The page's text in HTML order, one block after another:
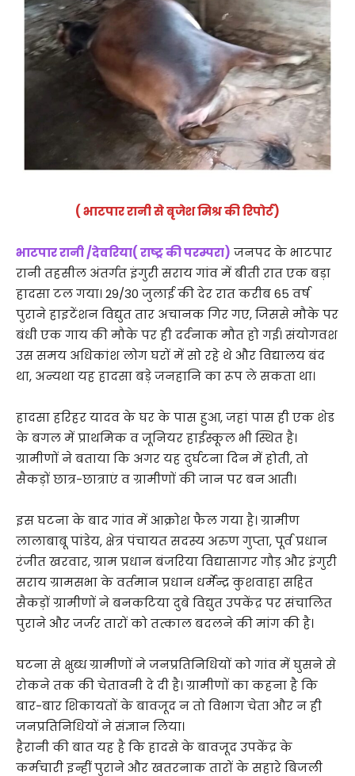
( भाटपार रानी से बृजेश मिश्र की रिपोर्ट)
भाटपार रानी /देवरिया( राष्ट्र की परम्परा) जनपद के भाटपार
रानी तहसील अंतर्गत इंगुरी सराय गांव में बीती रात एक बड़ा
हादसा टल गया। 29/30 जुलाई की देर रात करीब 65 वर्ष
पुराने हाइटेंशन विद्युत तार अचानक गिर गए, जिससे मौके पर
बंधी एक गाय की मौके पर ही दर्दनाक मौत हो गई। संयोगवश
उस समय अधिकांश लोग घरों में सो रहे थे और विद्यालय बंद
था, अन्यथा यह हादसा बड़े जनहानि का रूप ले सकता था।
हादसा हरिहर यादव के घर के पास हुआ, जहां पास ही एक शेड
के बगल में प्राथमिक व जूनियर हाईस्कूल भी स्थित है।
ग्रामीणों ने बताया कि अगर यह दुर्घटना दिन में होती, तो
सैकड़ों छात्र-छात्राएं व ग्रामीणों की जान पर बन आती।
इस घटना के बाद गांव में आक्रोश फैल गया है। ग्रामीण
लालाबाबू पांडेय, क्षेत्र पंचायत सदस्य अरुण गुप्ता, पूर्व प्रधान
रंजीत खरवार, ग्राम प्रधान बंजरिया विद्यासागर गौड़ और इंगुरी
सराय ग्रामसभा के वर्तमान प्रधान धर्मेन्द्र कुशवाहा सहित
सैकड़ों ग्रामीणों ने बनकटिया दुबे विद्युत उपकेंद्र पर संचालित
पुराने और जर्जर तारों को तत्काल बदलने की मांग की है।
घटना से क्षुब्ध ग्रामीणों ने जनप्रतिनिधियों को गांव में घुसने से
रोकने तक की चेतावनी दे दी है। ग्रामीणों का कहना है कि
बार-बार शिकायतों के बावजूद न तो विभाग चेता और न ही
जनप्रतिनिधियों ने संज्ञान लिया।
हैरानी की बात यह है कि हादसे के बावजूद उपकेंद्र के
कर्मचारी इन्हीं पुराने और खतरनाक तारों के सहारे बिजली